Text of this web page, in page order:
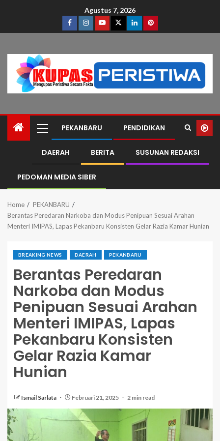
Agustus 7, 2026
PEKANBARU PENDIDIKAN
DAERAH BERITA SUSUNAN REDAKSI
PEDOMAN MEDIA SIBER
Home
PEKANBARU
Berantas Peredaran Narkoba dan Modus Penipuan Sesuai Arahan
Menteri IMIPAS, Lapas Pekanbaru Konsisten Gelar Razia Kamar Hunian
BREAKING NEWS DAERAH PEKANBARU
Berantas Peredaran
Narkoba dan Modus
Penipuan Sesuai Arahan
Menteri IMIPAS, Lapas
Pekanbaru Konsisten
Gelar Razia Kamar
Hunian
Ismail Sarlata Februari 21, 2025 2 min read